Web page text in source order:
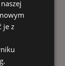
takie jak
się do
procesów
istotne w
je z